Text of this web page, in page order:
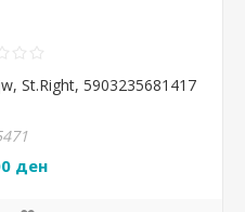
St.Right, 5903235681417
ден